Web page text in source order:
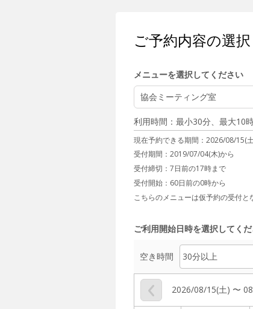
ご予約内容の選択
メニューを選択してください
協会ミーティング室
利用時間：最小30分、最大10
現在予約できる期間： 2026/08/15(
受付期間：2019/07/04(木)から
受付締切： 7日前の17時まで
受付開始： 60日前の0時から
こちらのメニューは仮予約の受付と
ご利用開始日時を選択してく
空き時間
2026/08/15(土) 〜